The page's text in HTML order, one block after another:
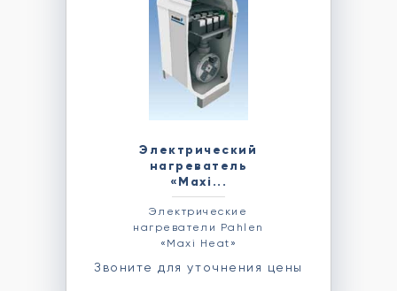
Электрический
нагреватель
«Maxi...
Электрические
нагреватели Pahlen
«Maxi Heat»
Звоните для уточнения цены